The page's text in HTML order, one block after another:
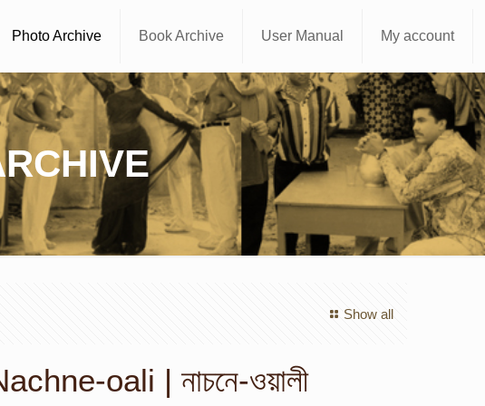
Photo Archive Book Archive User Manual My account
Show all
oali | নাচনে-ওয়ালী